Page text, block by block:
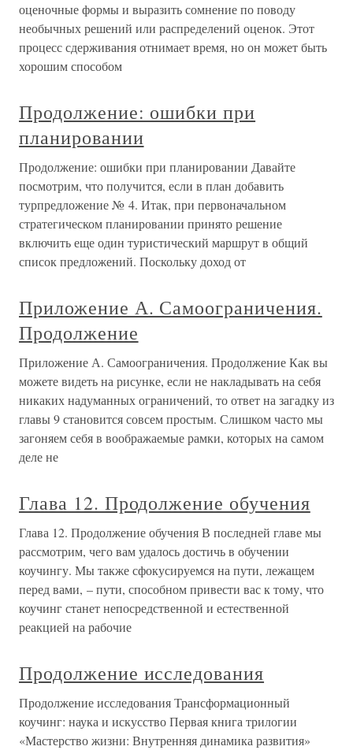
оценочные формы и выразить сомнение по поводу
необычных решений или распределений оценок. Этот
процесс сдерживания отнимает время, но он может быть
хорошим способом
Продолжение: ошибки при
планировании
Продолжение: ошибки при планировании Давайте
посмотрим, что получится, если в план добавить
турпредложение № 4. Итак, при первоначальном
стратегическом планировании принято решение
включить еще один туристический маршрут в общий
список предложений. Поскольку доход от
Приложение А. Самоограничения.
Продолжение
Приложение А. Самоограничения. Продолжение Как вы
можете видеть на рисунке, если не накладывать на себя
никаких надуманных ограничений, то ответ на загадку из
главы 9 становится совсем простым. Слишком часто мы
загоняем себя в воображаемые рамки, которых на самом
деле не
Глава 12. Продолжение обучения
Глава 12. Продолжение обучения В последней главе мы
рассмотрим, чего вам удалось достичь в обучении
коучингу. Мы также сфокусируемся на пути, лежащем
перед вами, – пути, способном привести вас к тому, что
коучинг станет непосредственной и естественной
реакцией на рабочие
Продолжение исследования
Продолжение исследования Трансформационный
коучинг: наука и искусство Первая книга трилогии
«Мастерство жизни: Внутренняя динамика развития»